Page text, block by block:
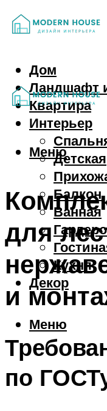
Дом
Ландшафт
Квартира
Интерьер
Детская
Балкон
Ванная
Кухня
Декор
Меню
Меню
для
и
по